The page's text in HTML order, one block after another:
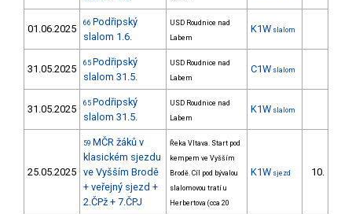
01.06.2025 66 Podřipský
slalom 1.6.
USD Roudnice nad
Labem
K1W slalom
31.05.2025 65 Podřipský
slalom 31.5.
USD Roudnice nad
Labem
C1W slalom
31.05.2025 65 Podřipský
slalom 31.5.
USD Roudnice nad
Labem
K1W slalom
25.05.2025
59 MČR žáků v
klasickém sjezdu
ve Vyšším Brodě
+ veřejný sjezd +
2.ČPž + 7.ČPJ
Řeka Vltava. Start pod
kempem ve Vyšším
Brodě. Cíl pod bývalou
slalomovou tratí u
Herbertova (cca 20
K1W sjezd 10.